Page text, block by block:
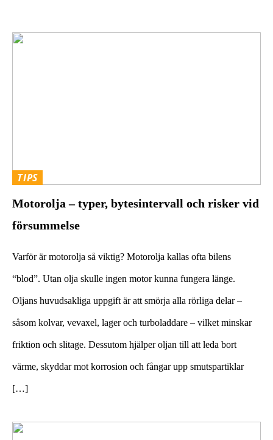
TIPS
Motorolja – typer, bytesintervall och risker vid
försummelse
Varför är motorolja så viktig? Motorolja kallas ofta bilens
“blod”. Utan olja skulle ingen motor kunna fungera länge.
Oljans huvudsakliga uppgift är att smörja alla rörliga delar –
såsom kolvar, vevaxel, lager och turboladdare – vilket minskar
friktion och slitage. Dessutom hjälper oljan till att leda bort
värme, skyddar mot korrosion och fångar upp smutspartiklar
[…]